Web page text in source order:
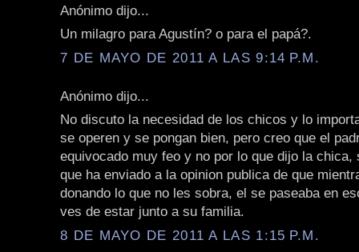
Anónimo dijo...
Un milagro para Agustín? o para el papá?.
7 DE MAYO DE 2011 A LAS 9:14 P.M.
Anónimo dijo...
No discuto la necesidad de los chicos y lo
se operen y se pongan bien, pero creo que el
equivocado muy feo y no por lo que dijo la chica,
que ha enviado a la opinion publica de que
donando lo que no les sobra, el se paseaba en
ves de estar junto a su familia.
8 DE MAYO DE 2011 A LAS 1:15 P.M.